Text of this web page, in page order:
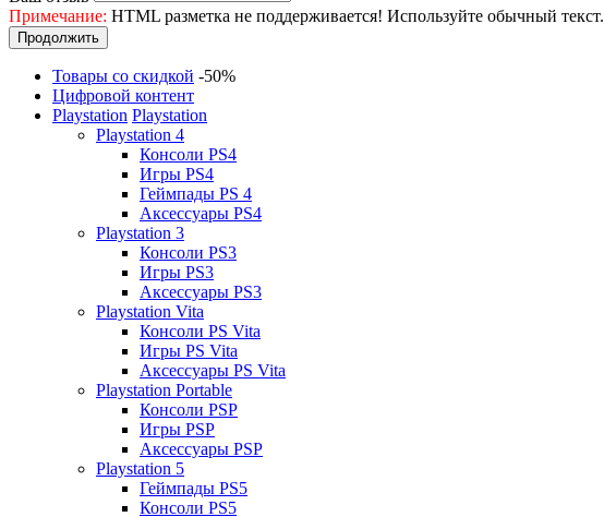
Примечание: HTML разметка не поддерживается! Используйте обычный текст.
Продолжить
Товары со скидкой -50%
Цифровой контент
Playstation Playstation
Playstation 4
Консоли PS4
Игры PS4
Геймпады PS 4
Аксессуары PS4
Playstation 3
Консоли PS3
Игры PS3
Аксессуары PS3
Playstation Vita
Консоли PS Vita
Игры PS Vita
Аксессуары PS Vita
Playstation Portable
Консоли PSP
Игры PSP
Аксессуары PSP
Playstation 5
Геймпады PS5
Консоли PS5